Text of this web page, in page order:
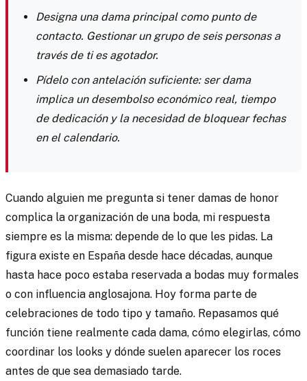
Designa una dama principal como punto de
contacto. Gestionar un grupo de seis personas a
través de ti es agotador.
Pídelo con antelación suficiente: ser dama
implica un desembolso económico real, tiempo
de dedicación y la necesidad de bloquear fechas
en el calendario.
Cuando alguien me pregunta si tener damas de honor
complica la organización de una boda, mi respuesta
siempre es la misma: depende de lo que les pidas. La
figura existe en España desde hace décadas, aunque
hasta hace poco estaba reservada a bodas muy formales
o con influencia anglosajona. Hoy forma parte de
celebraciones de todo tipo y tamaño. Repasamos qué
función tiene realmente cada dama, cómo elegirlas, cómo
coordinar los looks y dónde suelen aparecer los roces
antes de que sea demasiado tarde.